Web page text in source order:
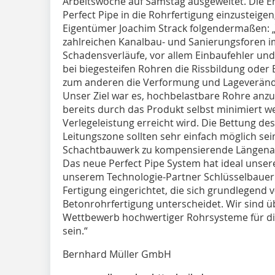
Perfect Pipe in die Rohrfertigung
Eigentümer Joachim Strack
zahlreichen Kanalbau- und Sanierungsforen
Schadensverläufe, vor allem Einbaufehler
bei biegesteifen Rohren die Rissbildung
zum anderen die Verformung und
Unser Ziel war es, hochbelastbare Rohre
bereits durch das Produkt selbst minimiert
Verlegeleistung erreicht wird. Die Bettung
Leitungszone sollten sehr einfach möglich
Schachtbauwerk zu kompensierende
Das neue Perfect Pipe System hat ideal
unserem Technologie-Partner
Fertigung eingerichtet, die sich grundlegend
Betonrohrfertigung unterscheidet. Wir sind
Wettbewerb hochwertiger Rohrsysteme für
sein.“
Bernhard Müller GmbH